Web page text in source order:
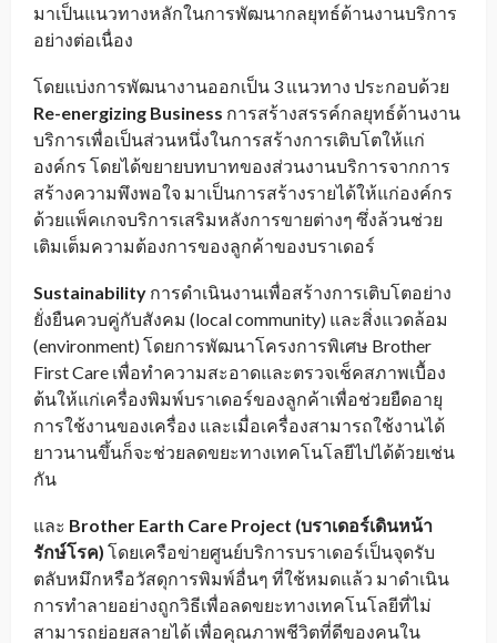
มาเป็นแนวทางหลักในการพัฒนากลยุทธ์ด้านงานบริการ
อย่างต่อเนื่อง
โดยแบ่งการพัฒนางานออกเป็น 3 แนวทาง ประกอบด้วย
Re-energizing Business การสร้างสรรค์กลยุทธ์ด้านงาน
บริการเพื่อเป็นส่วนหนึ่งในการสร้างการเติบโตให้แก่
องค์กร โดยได้ขยายบทบาทของส่วนงานบริการจากการ
สร้างความพึงพอใจ มาเป็นการสร้างรายได้ให้แก่องค์กร
ด้วยแพ็คเกจบริการเสริมหลังการขายต่างๆ ซึ่งล้วนช่วย
เติมเต็มความต้องการของลูกค้าของบราเดอร์
Sustainability การดำเนินงานเพื่อสร้างการเติบโตอย่าง
ยั่งยืนควบคู่กับสังคม (local community) และสิ่งแวดล้อม
(environment) โดยการพัฒนาโครงการพิเศษ Brother
First Care เพื่อทำความสะอาดและตรวจเช็คสภาพเบื้อง
ต้นให้แก่เครื่องพิมพ์บราเดอร์ของลูกค้าเพื่อช่วยยืดอายุ
การใช้งานของเครื่อง และเมื่อเครื่องสามารถใช้งานได้
ยาวนานขึ้นก็จะช่วยลดขยะทางเทคโนโลยีไปได้ด้วยเช่น
กัน
และ Brother Earth Care Project (บราเดอร์เดินหน้า
รักษ์โรค) โดยเครือข่ายศูนย์บริการบราเดอร์เป็นจุดรับ
ตลับหมึกหรือวัสดุการพิมพ์อื่นๆ ที่ใช้หมดแล้ว มาดำเนิน
การทำลายอย่างถูกวิธีเพื่อลดขยะทางเทคโนโลยีที่ไม่
สามารถย่อยสลายได้ เพื่อคุณภาพชีวิตที่ดีของคนใน